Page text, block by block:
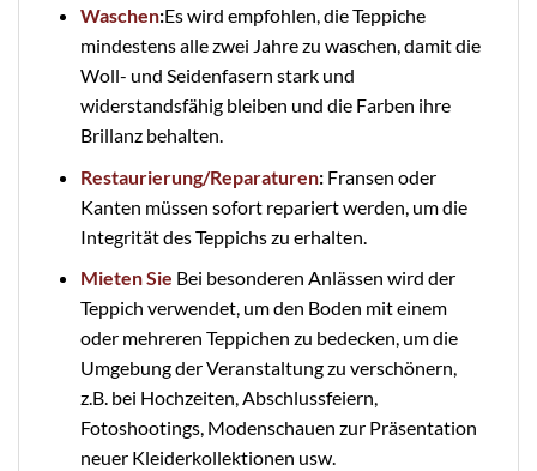
Waschen:Es wird empfohlen, die Teppiche
mindestens alle zwei Jahre zu waschen, damit die
Woll- und Seidenfasern stark und
widerstandsfähig bleiben und die Farben ihre
Brillanz behalten.
Restaurierung/Reparaturen:Fransen oder
Kanten müssen sofort repariert werden, um die
Integrität des Teppichs zu erhalten.
Mieten Sie Bei besonderen Anlässen wird der
Teppich verwendet, um den Boden mit einem
oder mehreren Teppichen zu bedecken, um die
Umgebung der Veranstaltung zu verschönern,
z.B. bei Hochzeiten, Abschlussfeiern,
Fotoshootings, Modenschauen zur Präsentation
neuer Kleiderkollektionen usw.